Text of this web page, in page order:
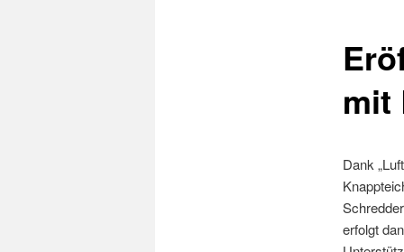
mit
Dank
erfolgt